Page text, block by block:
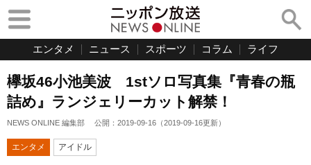
エンタメ ニュース スポーツ コラム ライフ
欅坂46小池美波 1stソロ写真集『青春の瓶
詰め』ランジェリーカット解禁！
NEWS ONLINE 編集部 公開： 2019-09-16 （2019-09-16更新）
エンタメ アイドル